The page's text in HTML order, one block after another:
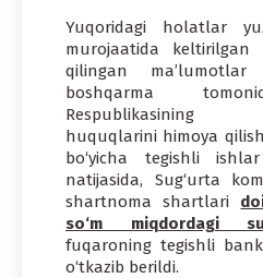
Yuqoridagi holatlar
murojaatida
qilingan ma’lumotlar
boshqarma
Respublikasining
huquqlarini himoya qilish
bo‘yicha tegishli
natijasida, Sug‘urta
shartnoma shartlari
so‘m miqdordagi
fuqaroning tegishli
o‘tkazib berildi.